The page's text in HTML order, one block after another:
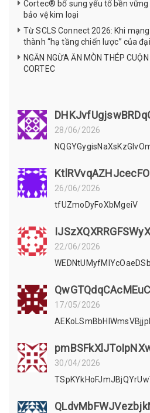
Cortec® bổ sung yếu tố bền
bảo vệ kim loại
Từ SCLS Connect 2026: Khi
thành “hạ tầng chiến lược” của
NGĂN NGỪA ĂN MÒN THÉP
CORTEC
28/06/2026
KtlRVvqAZHJcecFO
26/06/2026
tfUZmoDyFoXbMgeiV
22/06/2026
17/05/2026
30/04/2026